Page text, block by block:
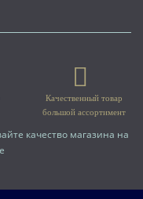
Качественный товар
большой ассортимент